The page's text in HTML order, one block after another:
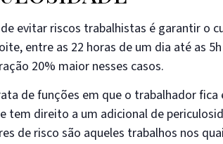
evitar riscos trabalhistas é garantir o
entre as 22 horas de um dia até as
20% maior nesses casos.
de funções em que o trabalhador
tem direito a um adicional de
de risco são aqueles trabalhos nos